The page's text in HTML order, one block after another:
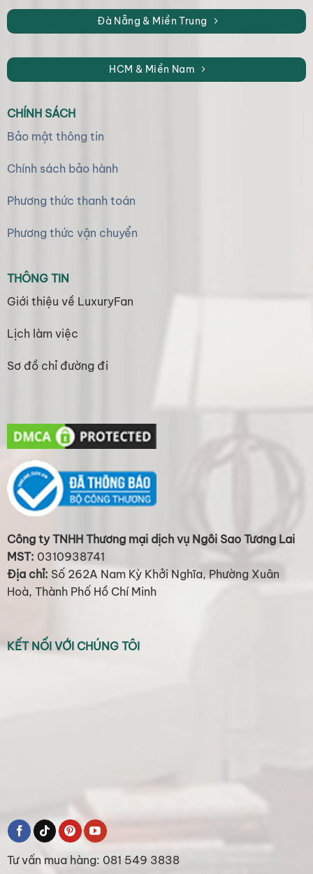
Đà Nẵng & Miền Trung
HCM & Miền Nam
CHÍNH SÁCH
Bảo mật thông tin
Chính sách bảo hành
Phương thức thanh toán
Phương thức vận chuyển
THÔNG TIN
Giới thiệu về LuxuryFan
Lịch làm việc
Sơ đồ chỉ đường đi
Công ty TNHH Thương mại dịch vụ Ngôi Sao Tương Lai
MST: 0310938741
Địa chỉ: Số 262A Nam Kỳ Khởi Nghĩa, Phường Xuân
Hoà, Thành Phố Hồ Chí Minh
KẾT NỐI VỚI CHÚNG TÔI
Tư vấn mua hàng: 081 549 3838